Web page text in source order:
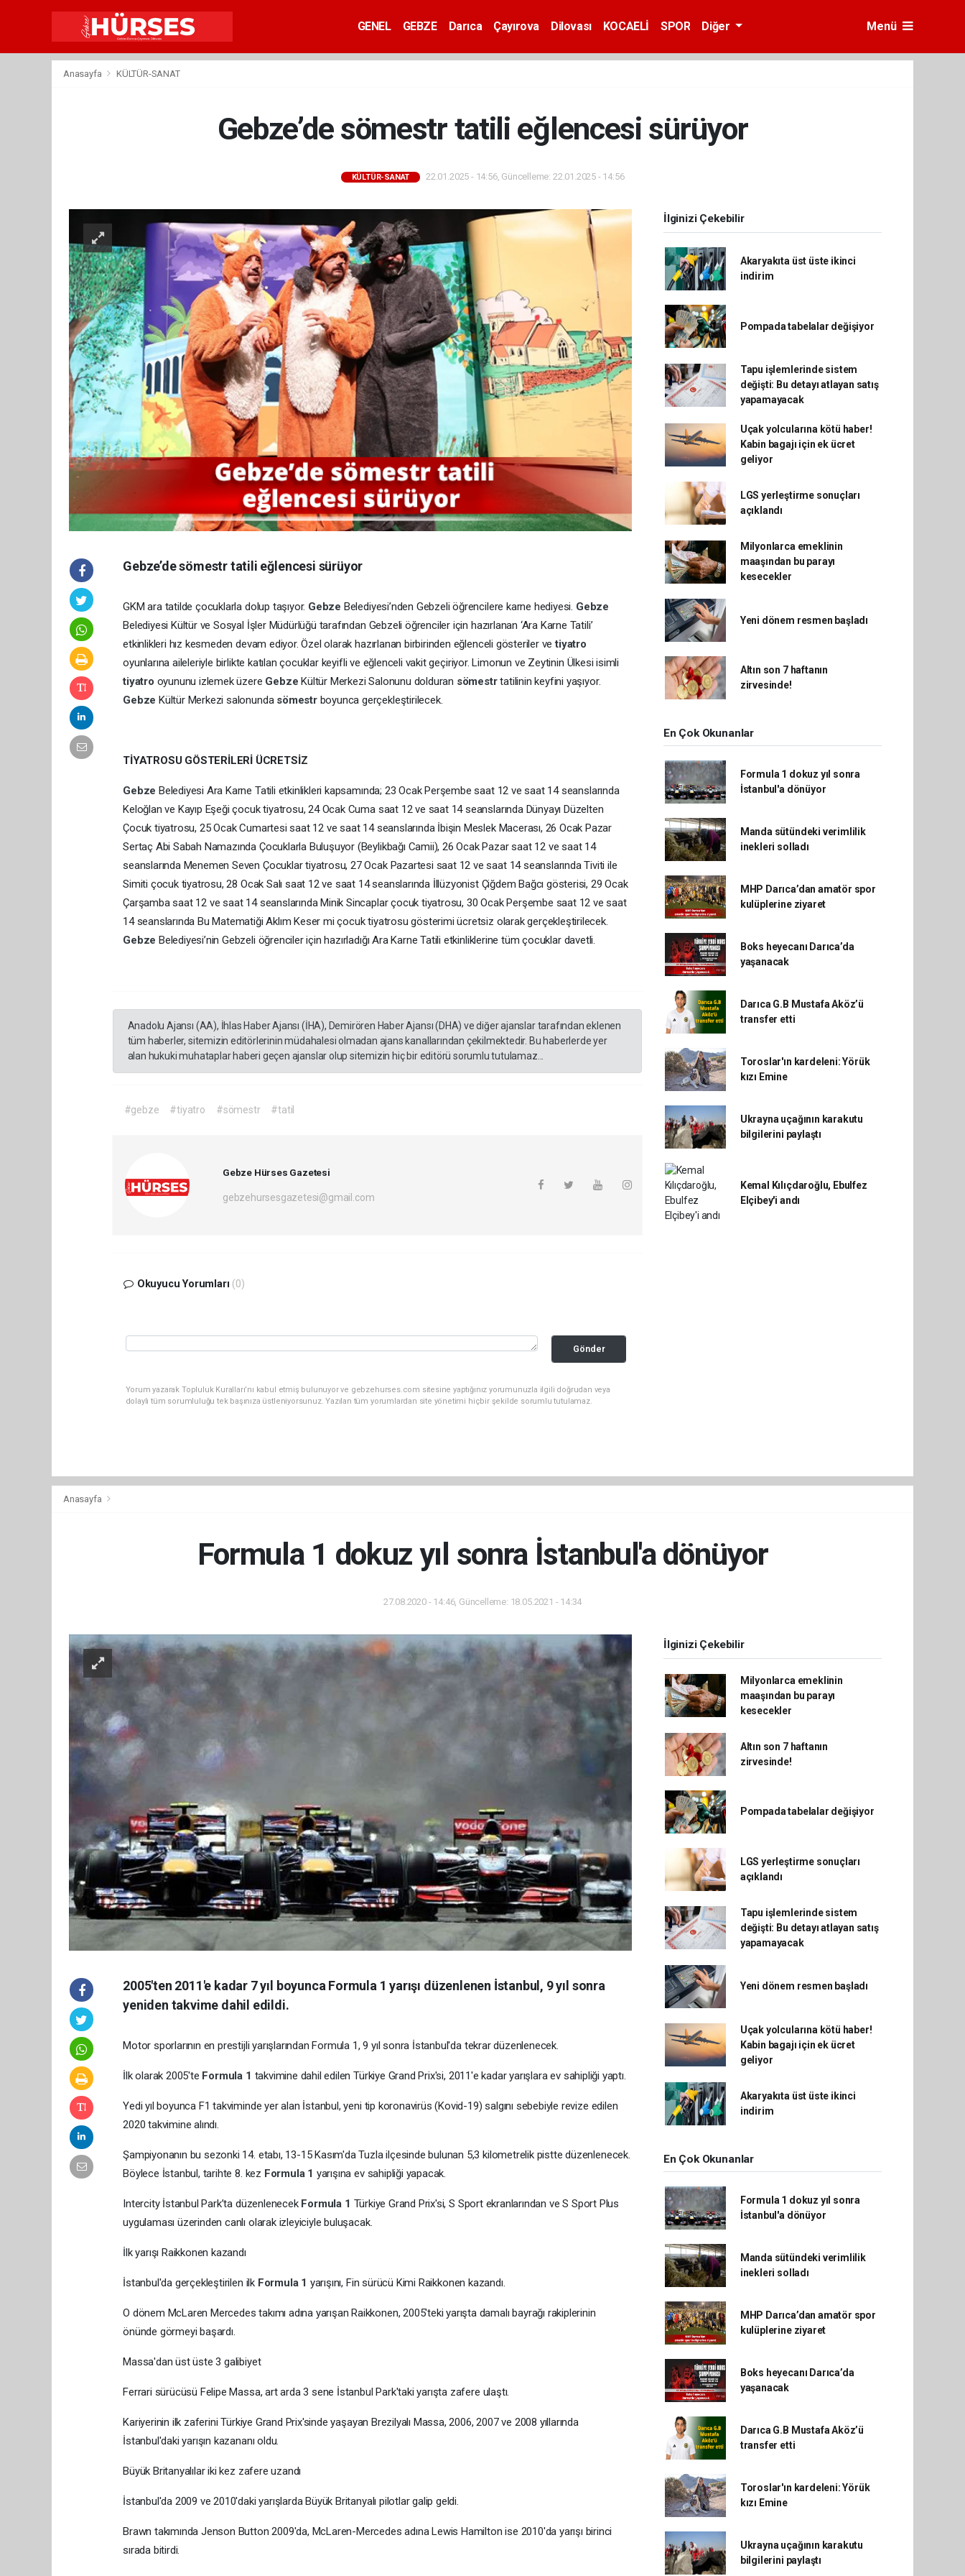
GENEL GEBZE Darıca Çayırova Dilovası KOCAELİ SPOR Diğer Menü
Anasayfa KÜLTÜR-SANAT
Gebze’de sömestr tatili eğlencesi sürüyor
KÜLTÜR-SANAT 22.01.2025 - 14:56, Güncelleme: 22.01.2025 - 14:56
Gebze’de sömestr tatili eğlencesi sürüyor
GKM ara tatilde çocuklarla dolup taşıyor. Gebze Belediyesi’nden Gebzeli öğrencilere karne hediyesi. Gebze
Belediyesi Kültür ve Sosyal İşler Müdürlüğü tarafından Gebzeli öğrenciler için hazırlanan ‘Ara Karne Tatili’
etkinlikleri hız kesmeden devam ediyor. Özel olarak hazırlanan birbirinden eğlenceli gösteriler vetiyatro
oyunlarına aileleriyle birlikte katılan çocuklar keyifli ve eğlenceli vakit geçiriyor. Limonun ve Zeytinin Ülkesi isimli
tiyatro oyununu izlemek üzere GebzeKültür Merkezi Salonunu dolduran sömestrtatilinin keyfini yaşıyor.
Gebze Kültür Merkezi salonunda sömestr boyunca gerçekleştirilecek.
TİYATROSU GÖSTERİLERİ ÜCRETSİZ
Gebze Belediyesi Ara Karne Tatili etkinlikleri kapsamında; 23 Ocak Perşembe saat 12 ve saat 14 seanslarında
Keloğlan ve Kayıp Eşeği çocuk tiyatrosu, 24 Ocak Cuma saat 12 ve saat 14 seanslarında Dünyayı Düzelten
Çocuk tiyatrosu, 25 Ocak Cumartesi saat 12 ve saat 14 seanslarında İbişin Meslek Macerası, 26 Ocak Pazar
Sertaç Abi Sabah Namazında Çocuklarla Buluşuyor (Beylikbağı Camii), 26 Ocak Pazar saat 12 ve saat 14
seanslarında Menemen Seven Çocuklar tiyatrosu, 27 Ocak Pazartesi saat 12 ve saat 14 seanslarında Tiviti ile
Simiti çocuk tiyatrosu, 28 Ocak Salı saat 12 ve saat 14 seanslarında İllüzyonist Çiğdem Bağcı gösterisi, 29 Ocak
Çarşamba saat 12 ve saat 14 seanslarında Minik Sincaplar çocuk tiyatrosu, 30 Ocak Perşembe saat 12 ve saat
14 seanslarında Bu Matematiği Aklım Keser mi çocuk tiyatrosu gösterimi ücretsiz olarak gerçekleştirilecek.
Gebze Belediyesi’nin Gebzeli öğrenciler için hazırladığı Ara Karne Tatili etkinliklerine tüm çocuklar davetli.
Anadolu Ajansı (AA), İhlas Haber Ajansı (İHA), Demirören Haber Ajansı (DHA) ve diğer ajanslar tarafından eklenen
tüm haberler, sitemizin editörlerinin müdahalesi olmadan ajans kanallarından çekilmektedir. Bu haberlerde yer
alan hukuki muhataplar haberi geçen ajanslar olup sitemizin hiç bir editörü sorumlu tutulamaz...
#gebze #tiyatro #sömestr #tatil
Gebze Hürses Gazetesi
gebzehursesgazetesi@gmail.com
Okuyucu Yorumları (0)
Gönder
Yorum yazarak Topluluk Kuralları’nı kabul etmiş bulunuyor ve gebzehurses.com sitesine yaptığınız yorumunuzla ilgili doğrudan veya
dolaylı tüm sorumluluğu tek başınıza üstleniyorsunuz. Yazılan tüm yorumlardan site yönetimi hiçbir şekilde sorumlu tutulamaz.
İlginizi Çekebilir
Akaryakıta üst üste ikinci
indirim
Pompada tabelalar değişiyor
Tapu işlemlerinde sistem
değişti: Bu detayı atlayan satış
yapamayacak
Uçak yolcularına kötü haber!
Kabin bagajı için ek ücret
geliyor
LGS yerleştirme sonuçları
açıklandı
Milyonlarca emeklinin
maaşından bu parayı
kesecekler
Yeni dönem resmen başladı
Altın son 7 haftanın
zirvesinde!
En Çok Okunanlar
Formula 1 dokuz yıl sonra
İstanbul'a dönüyor
Manda sütündeki verimlilik
inekleri solladı
MHP Darıca’dan amatör spor
kulüplerine ziyaret
Boks heyecanı Darıca’da
yaşanacak
Darıca G.B Mustafa Aköz’ü
transfer etti
Toroslar'ın kardeleni: Yörük
kızı Emine
Ukrayna uçağının karakutu
bilgilerini paylaştı
Kemal Kılıçdaroğlu, Ebulfez
Elçibey'i andı
Anasayfa
Formula 1 dokuz yıl sonra İstanbul'a dönüyor
27.08.2020 - 14:46, Güncelleme: 18.05.2021 - 14:34
2005'ten 2011'e kadar 7 yıl boyunca Formula 1 yarışı düzenlenen İstanbul, 9 yıl sonra
yeniden takvime dahil edildi.
Motor sporlarının en prestijli yarışlarından Formula 1, 9 yıl sonra İstanbul'da tekrar düzenlenecek.
İlk olarak 2005'te Formula 1 takvimine dahil edilen Türkiye Grand Prix'si, 2011'e kadar yarışlara ev sahipliği yaptı.
Yedi yıl boyunca F1 takviminde yer alan İstanbul, yeni tip koronavirüs (Kovid-19) salgını sebebiyle revize edilen
2020 takvimine alındı.
Şampiyonanın bu sezonki 14. etabı, 13-15 Kasım'da Tuzla ilçesinde bulunan 5,3 kilometrelik pistte düzenlenecek.
Böylece İstanbul, tarihte 8. kez Formula 1 yarışına ev sahipliği yapacak.
Intercity İstanbul Park’ta düzenlenecek Formula 1 Türkiye Grand Prix'si, S Sport ekranlarından ve S Sport Plus
uygulaması üzerinden canlı olarak izleyiciyle buluşacak.
İlk yarışı Raikkonen kazandı
İstanbul'da gerçekleştirilen ilk Formula 1 yarışını, Fin sürücü Kimi Raikkonen kazandı.
O dönem McLaren Mercedes takımı adına yarışan Raikkonen, 2005'teki yarışta damalı bayrağı rakiplerinin
önünde görmeyi başardı.
Massa'dan üst üste 3 galibiyet
Ferrari sürücüsü Felipe Massa, art arda 3 sene İstanbul Park'taki yarışta zafere ulaştı.
Kariyerinin ilk zaferini Türkiye Grand Prix'sinde yaşayan Brezilyalı Massa, 2006, 2007 ve 2008 yıllarında
İstanbul'daki yarışın kazananı oldu.
Büyük Britanyalılar iki kez zafere uzandı
İstanbul'da 2009 ve 2010'daki yarışlarda Büyük Britanyalı pilotlar galip geldi.
Brawn takımında Jenson Button 2009'da, McLaren-Mercedes adına Lewis Hamilton ise 2010'da yarışı birinci
sırada bitirdi.
İlginizi Çekebilir
Milyonlarca emeklinin
maaşından bu parayı
kesecekler
Altın son 7 haftanın
zirvesinde!
Pompada tabelalar değişiyor
LGS yerleştirme sonuçları
açıklandı
Tapu işlemlerinde sistem
değişti: Bu detayı atlayan satış
yapamayacak
Yeni dönem resmen başladı
Uçak yolcularına kötü haber!
Kabin bagajı için ek ücret
geliyor
Akaryakıta üst üste ikinci
indirim
En Çok Okunanlar
Formula 1 dokuz yıl sonra
İstanbul'a dönüyor
Manda sütündeki verimlilik
inekleri solladı
MHP Darıca’dan amatör spor
kulüplerine ziyaret
Boks heyecanı Darıca’da
yaşanacak
Darıca G.B Mustafa Aköz’ü
transfer etti
Toroslar'ın kardeleni: Yörük
kızı Emine
Ukrayna uçağının karakutu
bilgilerini paylaştı